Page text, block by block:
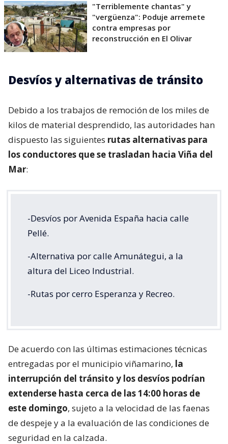
"Terriblemente chantas" y
"vergüenza": Poduje arremete
contra empresas por
reconstrucción en El Olivar
Desvíos y alternativas de tránsito
Debido a los trabajos de remoción de los miles de
kilos de material desprendido, las autoridades han
dispuesto las siguientes rutas alternativas para
los conductores que se trasladan hacia Viña del
Mar:
-Desvíos por Avenida España hacia calle
Pellé.
-Alternativa por calle Amunátegui, a la
altura del Liceo Industrial.
-Rutas por cerro Esperanza y Recreo.
De acuerdo con las últimas estimaciones técnicas
entregadas por el municipio viñamarino, la
interrupción del tránsito y los desvíos podrían
extenderse hasta cerca de las 14:00 horas de
este domingo, sujeto a la velocidad de las faenas
de despeje y a la evaluación de las condiciones de
seguridad en la calzada.